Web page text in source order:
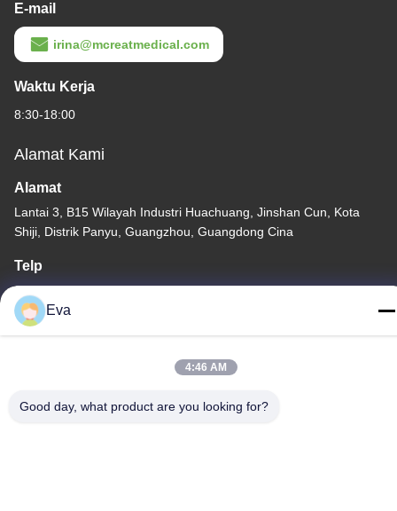
E-mail
irina@mcreatmedical.com
Waktu Kerja
8:30-18:00
Alamat Kami
Alamat
Lantai 3, B15 Wilayah Industri Huachuang, Jinshan Cun, Kota
Shiji, Distrik Panyu, Guangzhou, Guangdong Cina
Telp
86-020-3156-0583
-2026 MCREAT (GUANGZHOU) BIO-TECH CO.,LTD Semua hak
Eva
4:46 AM
Good day, what product are you looking for?